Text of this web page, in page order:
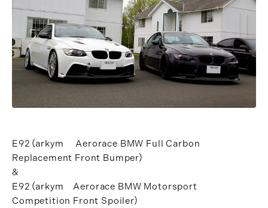
E92（arkym Aerorace BMW Full Carbon
Replacement Front Bumper）
&
E92（arkym Aerorace BMW Motorsport
Competition Front Spoiler）